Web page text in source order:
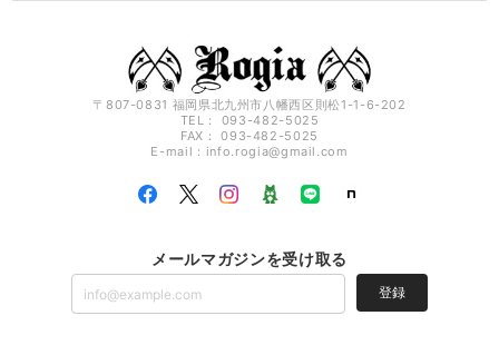
〒807-0831 福岡県北九州市八幡西区則松1-1-6-202
TEL： 093-482-5025
FAX： 093-482-5025
E-mail： info.rogia@gmail.com
メールマガジンを受け取る
登録